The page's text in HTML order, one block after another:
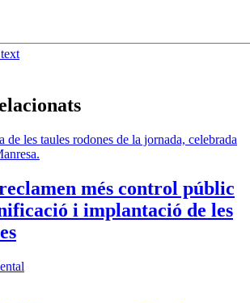
més control públic
i implantació de les